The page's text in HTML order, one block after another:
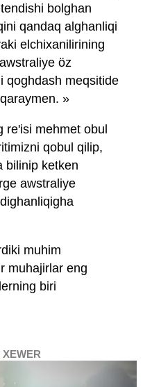
bolghan
qandaq alghanliqi
elchixanilirining
öz
qoghdash meqsitide
»
re'isi mehmet obul
qobul qilip,
bilinip ketken
awstraliye
muhim
muhajirlar eng
biri